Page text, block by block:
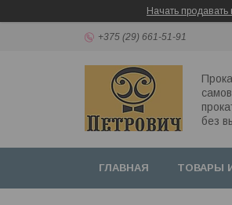
Начать продавать
+375 (29) 661-51-91
без
ГЛАВНАЯ ТОВАРЫ